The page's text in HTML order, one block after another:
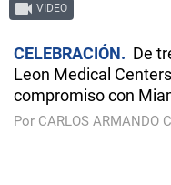
VIDEO
CELEBRACIÓN
De
Leon Medical
compromiso con
Por CARLOS ARMANDO